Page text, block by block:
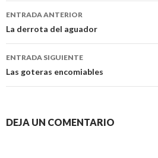
Navegación
de
entradas
ENTRADA ANTERIOR
La derrota del aguador
ENTRADA SIGUIENTE
Las goteras encomiables
DEJA UN COMENTARIO